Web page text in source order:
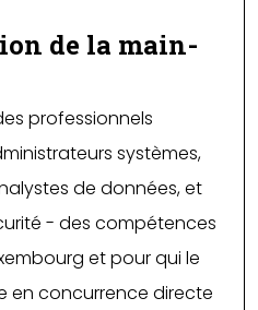
de la main-
professionnels
systèmes,
de données, et
- des compétences
et pour qui le
en concurrence directe